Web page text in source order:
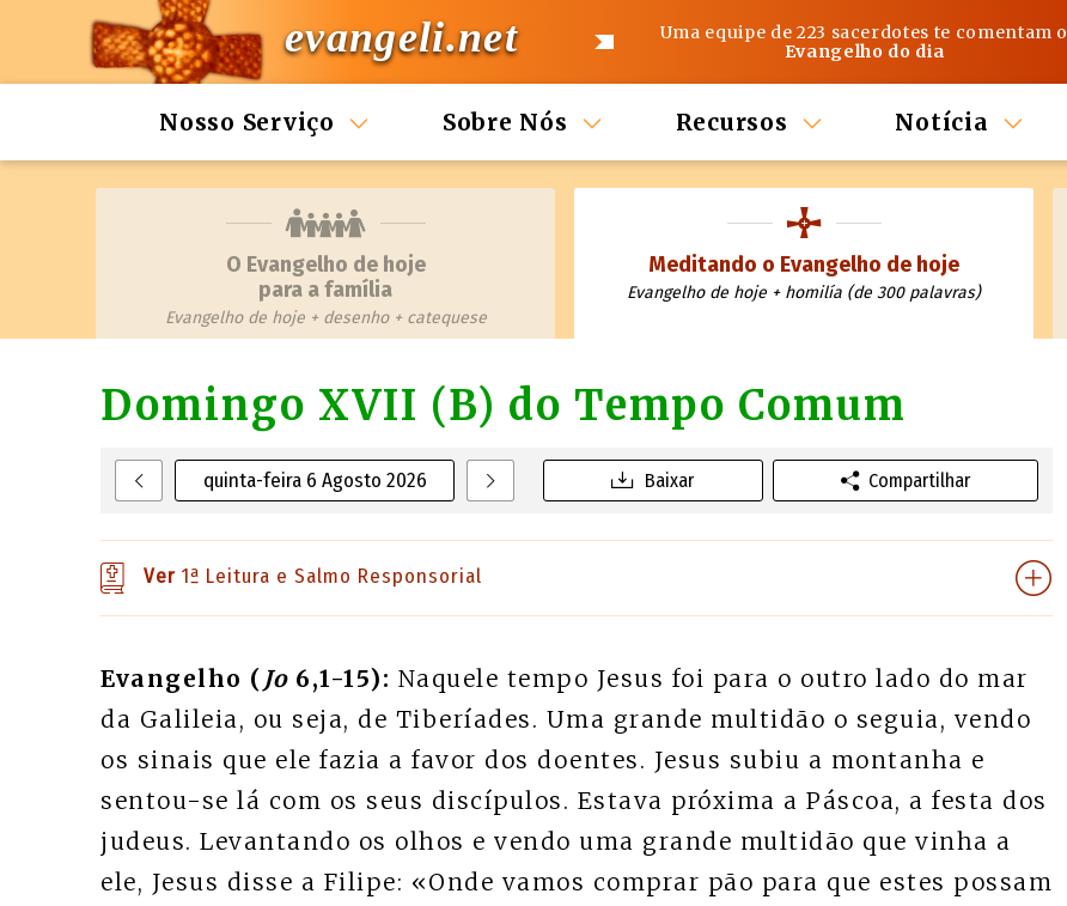
evangeli.net
Uma equipe de 223 sacerdotes te comentam o
Evangelho do dia
Nosso Serviço Sobre Nós Recursos Notícia
O Evangelho de hoje
para a família
Evangelho de hoje + desenho + catequese
Meditando o Evangelho de hoje
Evangelho de hoje + homilía (de 300 palavras)
quinta-feira 6 Agosto 2026
Domingo XVII (B) do Tempo Comum
Baixar Compartilhar
Ver 1ª Leitura e Salmo Responsorial
Evangelho ( Jo6,1-15): Naquele tempo Jesus foi para o outro lado do mar
da Galileia, ou seja, de Tiberíades. Uma grande multidão o seguia, vendo
os sinais que ele fazia a favor dos doentes. Jesus subiu a montanha e
sentou-se lá com os seus discípulos. Estava próxima a Páscoa, a festa dos
judeus. Levantando os olhos e vendo uma grande multidão que vinha a
ele, Jesus disse a Filipe: «Onde vamos comprar pão para que estes possam